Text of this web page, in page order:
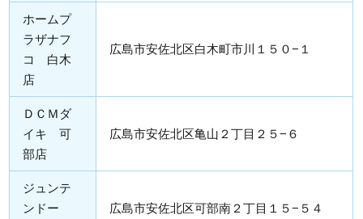
ホームプ
ラザナフ
コ 白木
店
広島市安佐北区白木町市川１５０−１
ＤＣＭダ
イキ 可
部店
広島市安佐北区亀山２丁目２５−６
ジュンテ
ンドー
広島市安佐北区可部南２丁目１５−５４